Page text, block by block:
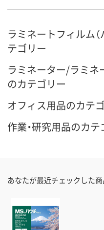
ラミネートフィルム
テゴリー
ラミネーター/ラミネ
のカテゴリー
オフィス用品のカテ
作業・研究用品のカテ
あなたが最近チェックした商